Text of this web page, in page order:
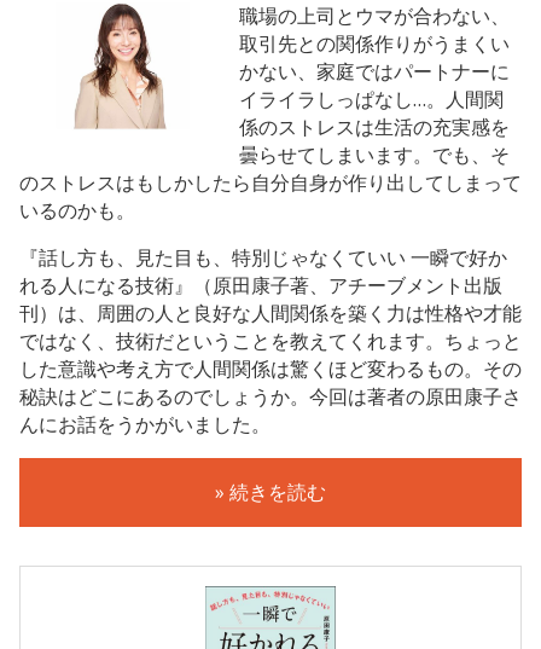
職場の上司とウマが合わない、
取引先との関係作りがうまくい
かない、家庭ではパートナーに
イライラしっぱなし…。人間関
係のストレスは生活の充実感を
曇らせてしまいます。でも、そ
のストレスはもしかしたら自分自身が作り出してしまって
いるのかも。
『話し方も、見た目も、特別じゃなくていい 一瞬で好か
れる人になる技術』（原田康子著、アチーブメント出版
刊）は、周囲の人と良好な人間関係を築く力は性格や才能
ではなく、技術だということを教えてくれます。ちょっと
した意識や考え方で人間関係は驚くほど変わるもの。その
秘訣はどこにあるのでしょうか。今回は著者の原田康子さ
んにお話をうかがいました。
» 続きを読む